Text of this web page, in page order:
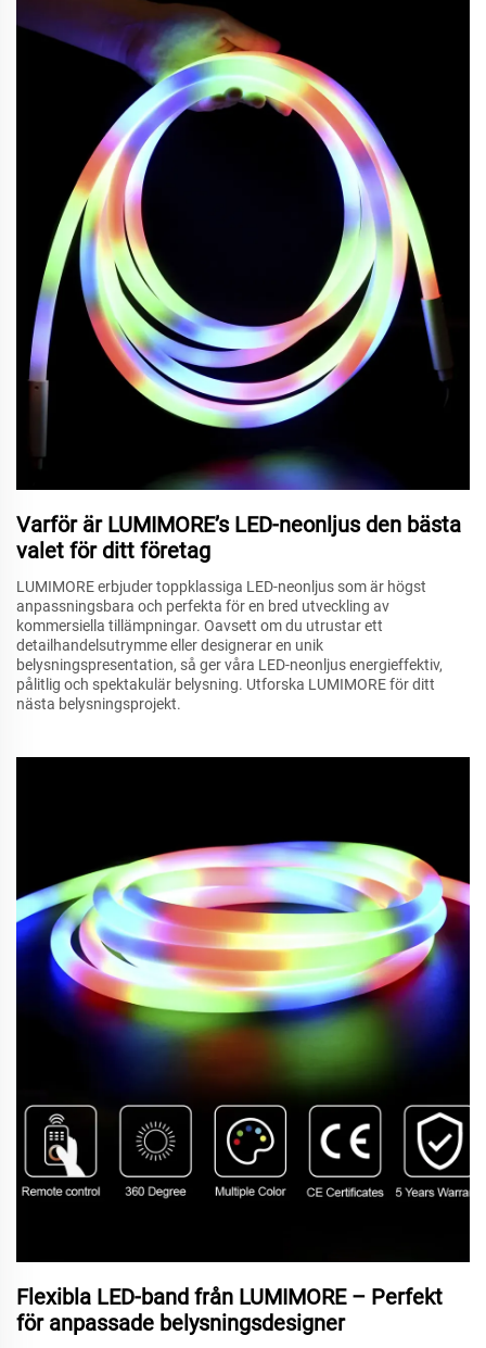
Varför är LUMIMORE’s LED-neonljus den bästa
valet för ditt företag
LUMIMORE erbjuder toppklassiga LED-neonljus som är högst
anpassningsbara och perfekta för en bred utveckling av
kommersiella tillämpningar. Oavsett om du utrustar ett
detailhandelsutrymme eller designerar en unik
belysningspresentation, så ger våra LED-neonljus energieffektiv,
pålitlig och spektakulär belysning. Utforska LUMIMORE för ditt
nästa belysningsprojekt.
Flexibla LED-band från LUMIMORE – Perfekt
för anpassade belysningsdesigner